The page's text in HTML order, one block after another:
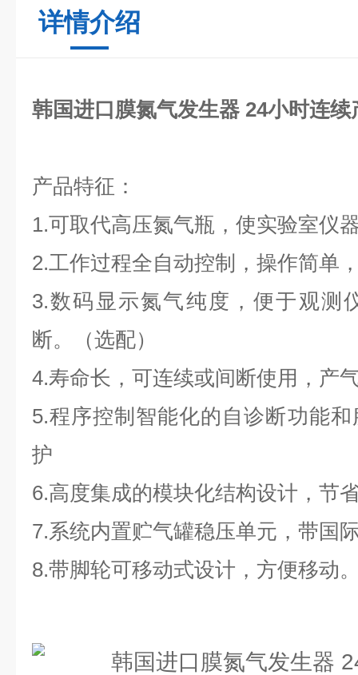
详情介绍
韩国进口膜氮气发生器 24小时连续
产品特征：
1.可取代高压氮气瓶，使实验室仪
2.工作过程全自动控制，操作简单
3.数码显示氮气纯度，便于观测
断。（选配）
4.寿命长，可连续或间断使用，产
5.程序控制智能化的自诊断功能
护
6.高度集成的模块化结构设计，节
7.系统内置贮气罐稳压单元，带国
8.带脚轮可移动式设计，方便移动